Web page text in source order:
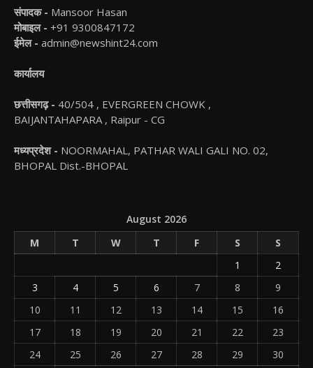
संपादक - Mansoor Hasan
मोबाइल - +91 9300847172
ईमेल - admin@newshint24.com
कार्यालय
छत्तीसगढ़ - 40/504 , EVERGREEN CHOWK ,
BAIJANTAHAPARA , Raipur - CG
मध्यप्रदेश - NOORMAHAL, PATHAR WALI GALI NO. 02,
BHOPAL Dist.-BHOPAL
August 2026
M
T W T F S
S
1
2
3
4 5 6 7 8
9
10
11 12 13 14 15
16
17
18 19 20 21 22
23
24
25 26 27 28 29 30